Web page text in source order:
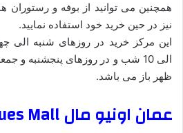
همچنین می توانید از بوفه و رستوران
نیز در حین خرید خود استفاده نمایید.
ظهر باز می باشد.
عمان اونیو مال Oman Avenues Mall